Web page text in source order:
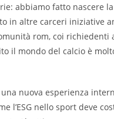
abbiamo fatto nascere
in altre carceri iniziative
rom, coi
il mondo del calcio è
nuova esperienza
l’ESG nello sport deve